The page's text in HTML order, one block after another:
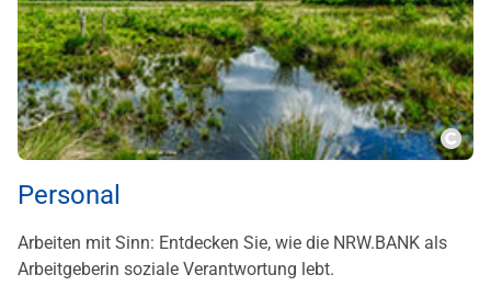
Personal
Arbeiten mit Sinn: Entdecken Sie, wie die NRW.BANK als
Arbeitgeberin soziale Verantwortung lebt.